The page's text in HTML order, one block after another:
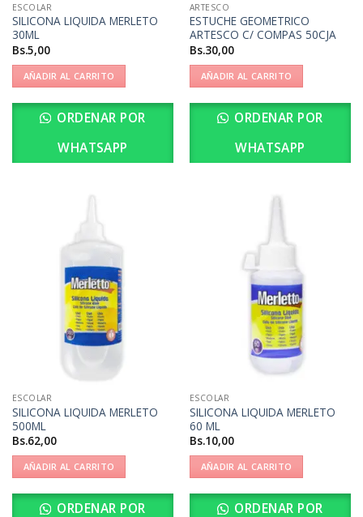
ESCOLAR
SILICONA LIQUIDA MERLETO
30ML
Bs.5,00
AÑADIR AL CARRITO
ORDENAR POR
WHATSAPP
ARTESCO
ESTUCHE GEOMETRICO
ARTESCO C/ COMPAS 50CJA
Bs.30,00
AÑADIR AL CARRITO
ORDENAR POR
WHATSAPP
ESCOLAR
SILICONA LIQUIDA MERLETO
500ML
Bs.62,00
AÑADIR AL CARRITO
ORDENAR POR
ESCOLAR
SILICONA LIQUIDA MERLETO
60 ML
Bs.10,00
AÑADIR AL CARRITO
ORDENAR POR